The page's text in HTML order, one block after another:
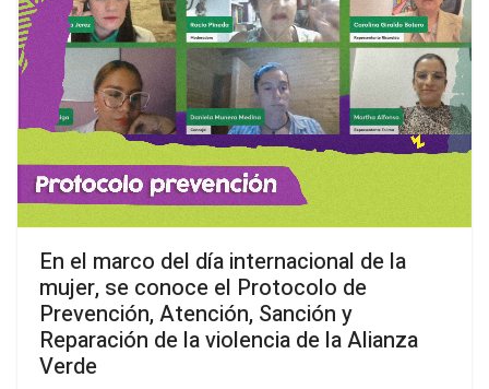
En el marco del día internacional de la
mujer, se conoce el Protocolo de
Prevención, Atención, Sanción y
Reparación de la violencia de la Alianza
Verde